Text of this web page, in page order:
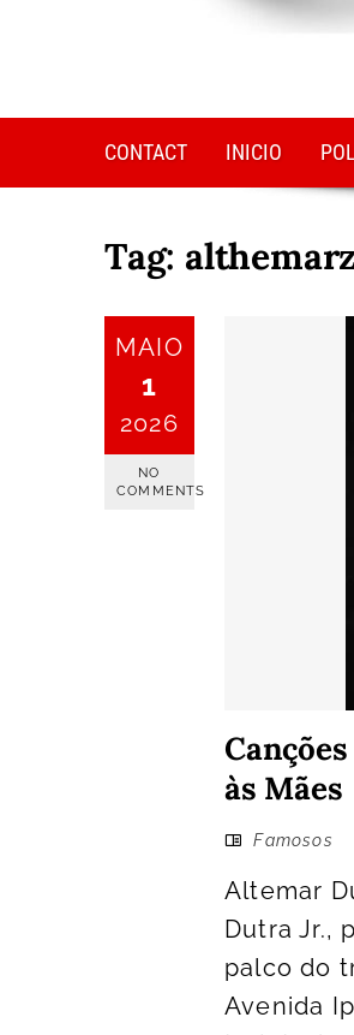
CONTACT INICIO
Tag:
MAIO
1
2026
NO
COMMENTS
às Mães
Famosos
Altemar
Dutra Jr.,
palco do
Avenida